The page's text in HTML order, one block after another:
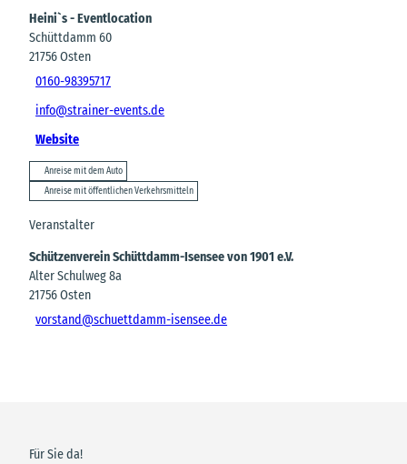
Heini`s - Eventlocation
Schüttdamm 60
21756Osten
0160-98395717
info@strainer-events.de
Website
Anreise mit dem Auto
Anreise mit öffentlichen Verkehrsmitteln
Veranstalter
Schützenverein Schüttdamm-Isensee von 1901 e.V.
Alter Schulweg 8a
21756Osten
vorstand@schuettdamm-isensee.de
Für Sie da!